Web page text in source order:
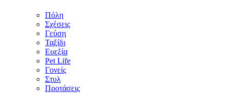
Πόλη
Σχέσεις
Γεύση
Ταξίδι
Ευεξία
Pet Life
Γονείς
Στυλ
Προτάσεις